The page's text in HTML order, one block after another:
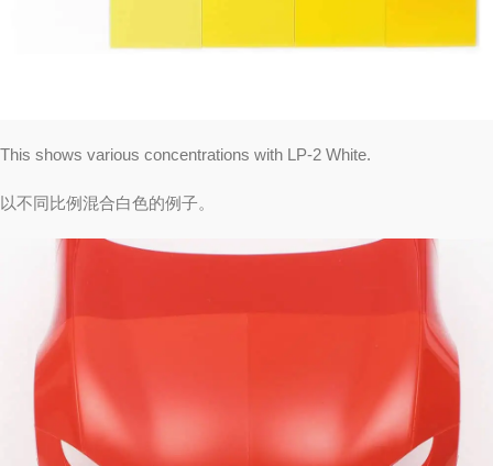
This shows various concentrations with LP-2 White.
以不同比例混合白色的例子。